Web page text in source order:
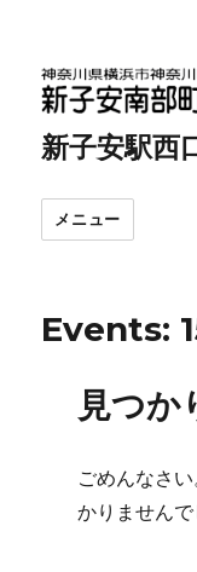
新子安駅西
メニュー
Events:
見つか
ごめんなさ
かりませんで